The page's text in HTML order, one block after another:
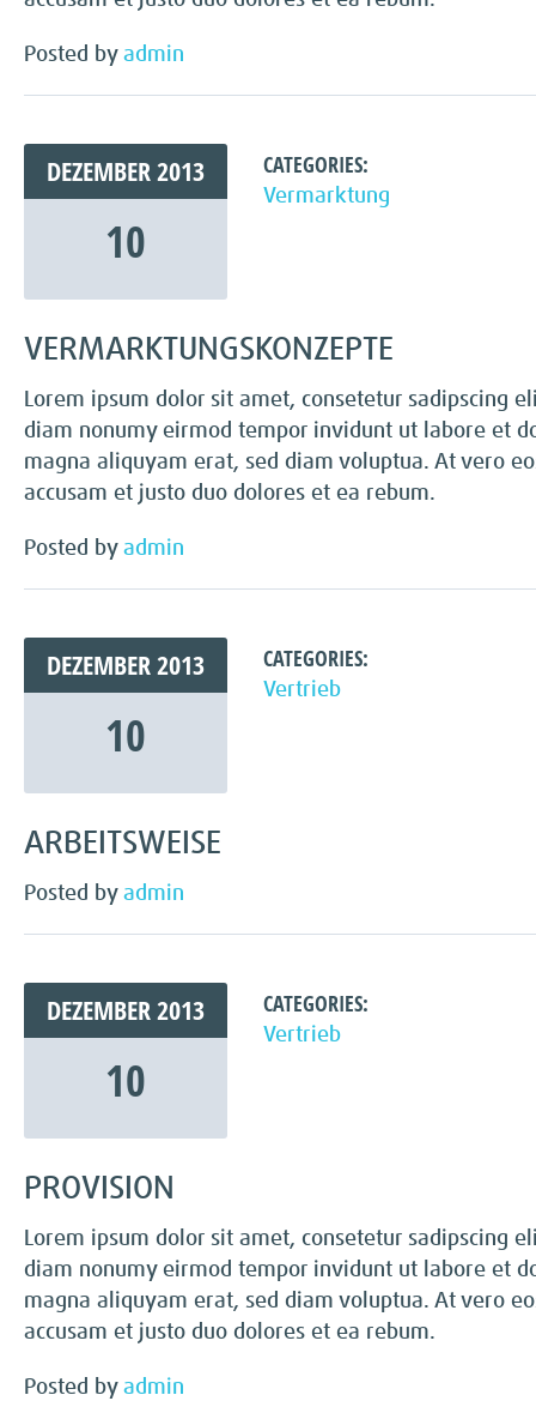
Posted by admin
DEZEMBER2013
10
CATEGORIES:
Vermarktung
VERMARKTUNGSKONZEPTE
Lorem ipsum dolor sit amet, consetetur sadipscing
diam nonumy eirmod tempor invidunt ut labore et
magna aliquyam erat, sed diam voluptua. At vero
accusam et justo duo dolores et ea rebum.
Posted by admin
DEZEMBER2013
10
CATEGORIES:
Vertrieb
ARBEITSWEISE
Posted by admin
DEZEMBER2013
10
CATEGORIES:
Vertrieb
PROVISION
Lorem ipsum dolor sit amet, consetetur sadipscing
diam nonumy eirmod tempor invidunt ut labore et
magna aliquyam erat, sed diam voluptua. At vero
accusam et justo duo dolores et ea rebum.
Posted by admin